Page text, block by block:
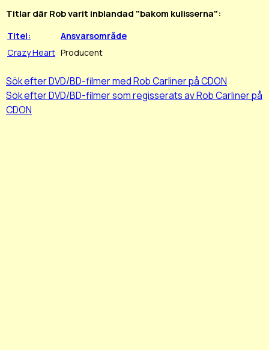
Titlar där Rob varit inblandad "bakom kulisserna":
Titel:
Ansvarsområde
Crazy Heart Producent
Sök efter DVD/BD-filmer med Rob Carliner på CDON
Sök efter DVD/BD-filmer som regisserats av Rob Carliner på
CDON